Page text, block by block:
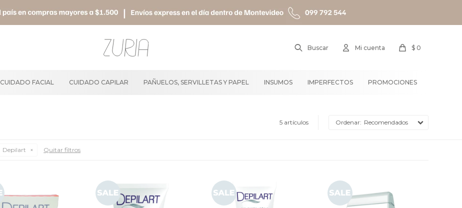
CUIDADO FACIAL CUIDADO CAPILAR PAÑUELOS, SERVILLETAS Y PAPEL INSUMOS IMPERFECTOS PROMOCIONES
$ 0
5 artículos Recomendados
Depilart Quitar filtros